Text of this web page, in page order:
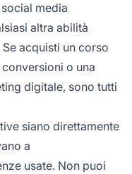
media
altra abilità
acquisti un corso
o una
digitale, sono tutti
siano direttamente
a
usate. Non puoi